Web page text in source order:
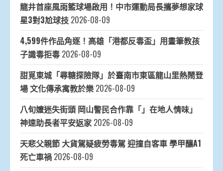
龍井首座風雨籃球場啟用！中市運動局長攜夢想家球
星3對3尬球技 2026-08-09
4,599件作品角逐！高雄「港都反毒盃」用畫筆教孩
子識毒拒毒 2026-08-09
甜覓東城「尋糖探險隊」於臺南市東區龍山里熱鬧登
場 文化傳承寓教於樂 2026-08-09
八旬嬤迷失街頭 岡山警民合作靠「」在地人情味」
神速助長者平安返家 2026-08-09
天悲父親節 大貨駕疑疲勞毒駕 迎撞自客車 學甲釀A1
死亡車禍 2026-08-09